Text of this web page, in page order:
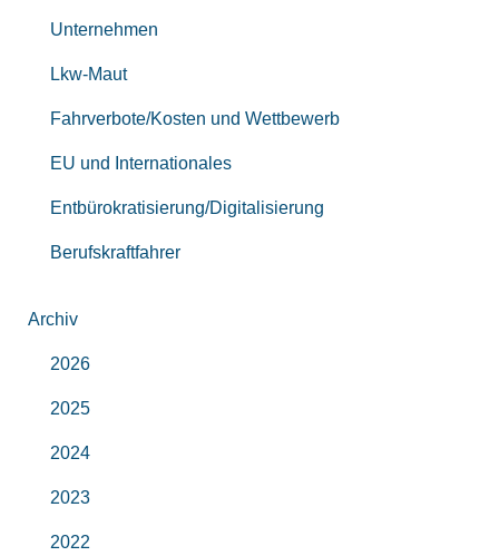
Unternehmen
Lkw-Maut
Fahrverbote/Kosten und Wettbewerb
EU und Internationales
Entbürokratisierung/Digitalisierung
Berufskraftfahrer
Archiv
2026
2025
2024
2023
2022